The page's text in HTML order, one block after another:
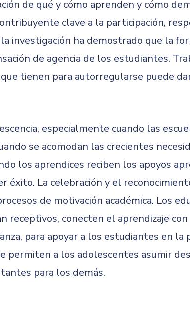
de qué y cómo aprenden y cómo
clave a la participación,
investigación ha demostrado que la
de agencia de los estudiantes.
tienen para autorregularse puede
especialmente cuando las
se acomodan las crecientes
los aprendices reciben los apoyos
éxito. La celebración y el
de motivación académica. Los
receptivos, conecten el aprendizaje
para apoyar a los estudiantes en
permiten a los adolescentes asumir
para los demás.